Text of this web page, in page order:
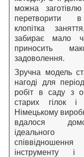
можна
перетворити
клопітка
забирає мало
приносить
задоволення.
Зручна модель
нагоді для
робіт в саду з
старих гілок і
Німецькому
вдалося
ідеального
інструменту і